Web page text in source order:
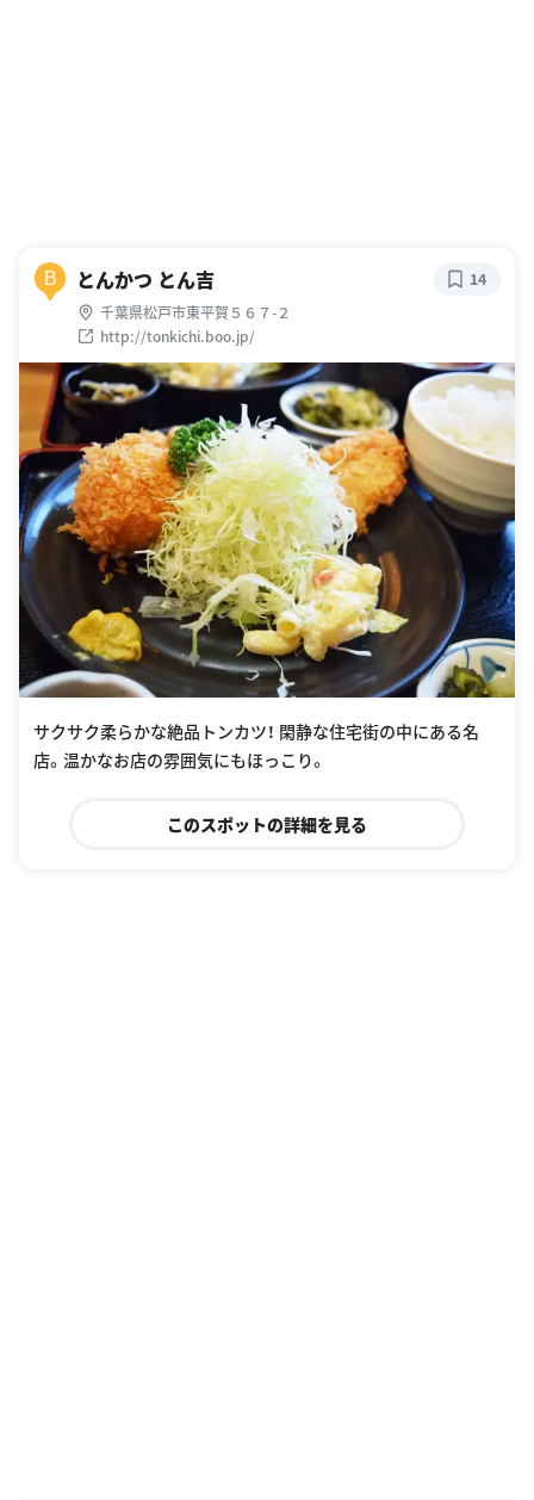
B とんかつ とん吉
千葉県松戸市東平賀５６７-２
http://tonkichi.boo.jp/
14
サクサク柔らかな絶品トンカツ！ 閑静な住宅街の中にある名
店。温かなお店の雰囲気にもほっこり。
このスポットの詳細を見る